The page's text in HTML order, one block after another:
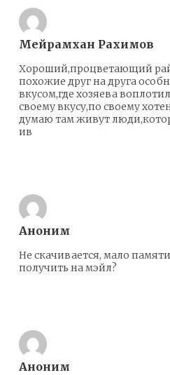
Мейрамхан Рахимов
Хороший,процветающий
похожие друг на друга
вкусом,где хозяева
своему вкусу,по своему
думаю там живут
ив
Аноним
Не скачивается, мало
получить на мэйл?
Аноним